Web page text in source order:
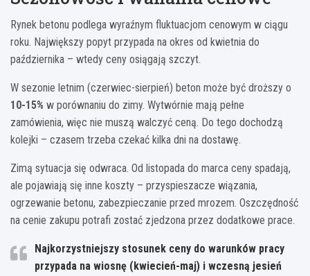
Rynek betonu podlega wyraźnym fluktuacjom cenowym w ciągu
roku. Największy popyt przypada na okres od kwietnia do
października – wtedy ceny osiągają szczyt.
W sezonie letnim (czerwiec-sierpień) beton może być droższy o
10-15% w porównaniu do zimy. Wytwórnie mają pełne
zamówienia, więc nie muszą walczyć ceną. Do tego dochodzą
kolejki – czasem trzeba czekać kilka dni na dostawę.
Zimą sytuacja się odwraca. Od listopada do marca ceny spadają,
ale pojawiają się inne koszty – przyspieszacze wiązania,
ogrzewanie betonu, zabezpieczanie przed mrozem. Oszczędność
na cenie zakupu potrafi zostać zjedzona przez dodatkowe prace.
Najkorzystniejszy stosunek ceny do warunków pracy
przypada na wiosnę (kwiecień-maj) i wczesną jesień